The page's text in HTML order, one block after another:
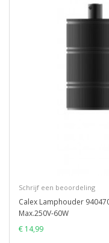
Schrijf een beoordeling
Calex Lamphouder
Max.250V-60W
€ 14,99